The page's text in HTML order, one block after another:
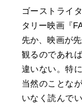
ゴーストライ
タリー映画『
先か、映画が
観るのであれ
違いない。特
当然のことな
いなく読んで